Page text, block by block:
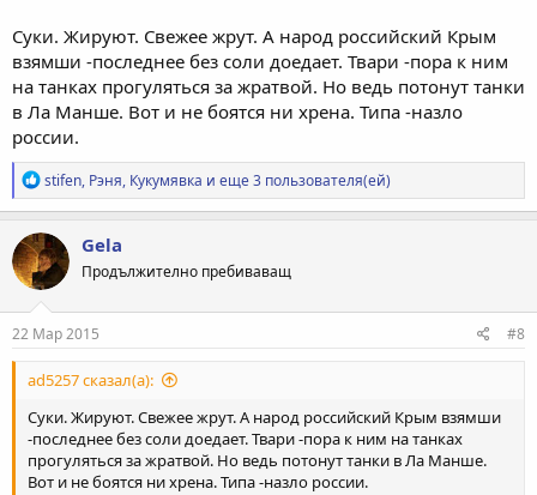
Суки. Жируют. Свежее жрут. А народ российский Крым
взямши -последнее без соли доедает. Твари -пора к ним
на танках прогуляться за жратвой. Но ведь потонут танки
в Ла Манше. Вот и не боятся ни хрена. Типа -назло
россии.
Р
е
а
к
ц
и
и
:
stifen, Рэня, Кукумявка и еще 3 пользователя(ей)
Gela
Продължително пребиваващ
22 Мар 2015 #8
ad5257 сказал(а):
Суки. Жируют. Свежее жрут. А народ российский Крым взямши
-последнее без соли доедает. Твари -пора к ним на танках
прогуляться за жратвой. Но ведь потонут танки в Ла Манше.
Вот и не боятся ни хрена. Типа -назло россии.